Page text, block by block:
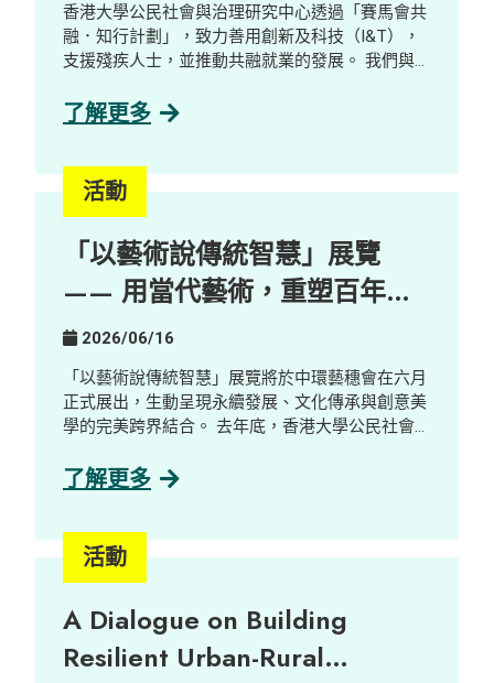
香港大學公民社會與治理研究中心透過「賽馬會共
融．知行計劃」，致力善用創新及科技（I&T），
支援殘疾人士，並推動共融就業的發展。 我們與數
合作，舉辦了一場工作體驗及探索工作坊，對象包
如何重塑工作設計與技能需求，並探索其在促進共
融就業方面的潛力。 重點內容 AI 本地化與新職
會，包括 AI Quality Support 等職位，這些職位能
與殘疾人士及有特殊教育需要人才的優勢契合。 人
類在 AI 發展中的關鍵角色： 人類的監督與參與仍
不可或缺，包括確保內容準確性、調整語氣風格，
以及進行情境判斷等。 走向與 AI 協作的新工作模
式： 隨著 AI 改變職場生態，競爭力愈來愈取決於
與 AI 協作的能力，促使機構重新思考工作設計，
並拓闊人才來源。 在「賽馬會共融．知行計劃」計
了解更多
活動
「以藝術說傳統智慧」展覽
—— 用當代藝術，重塑百年鄉
郊的新想像
2026/06/16
「以藝術說傳統智慧」展覽將於中環藝穗會在六月
正式展出，生動呈現永續發展、文化傳承與創意美
學的完美跨界結合。 去年底，香港大學公民社會與
擁有三百年歷史的客家古村——荔枝窩，展開了沉
大自然三大核心元素——泥土、植物與聲音的當代
藝術作品。 由萃取自在地植物的天然染料，到記錄
溫柔而深刻的感官視角，帶領大家反思鄉郊永續發
展與社區韌性。 展覽詳情： 日期： 2026年6月16
日至23日 時間： 上午 10:00 至 晚上 9:00 地點：
了解更多
活動
A Dialogue on Building
Resilient Urban-Rural